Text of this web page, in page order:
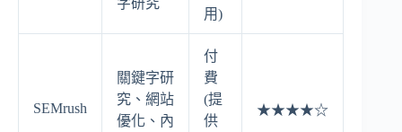
字研究
用)
SEMrush
關鍵字研
究、網站
優化、內
付
費
(提
供
★★★★☆